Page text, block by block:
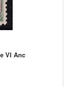
VI Anc